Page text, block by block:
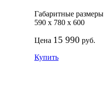
Габаритные
590 х 780 х 600
Цена 15 990 руб.
Купить